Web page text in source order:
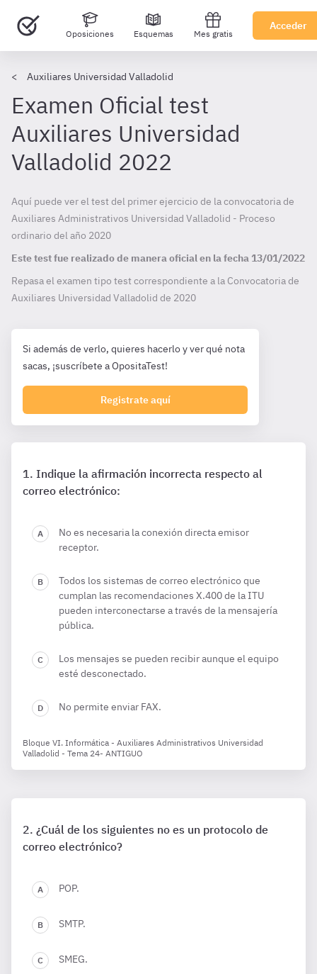
Oposiciones Esquemas Mes gratis
Acceder
Auxiliares Universidad Valladolid
Examen Oficial test
Auxiliares Universidad
Valladolid 2022
Aquí puede ver el test del primer ejercicio de la convocatoria de
Auxiliares Administrativos Universidad Valladolid - Proceso
ordinario del año 2020
Este test fue realizado de manera oficial en la fecha 13/01/2022
Repasa el examen tipo test correspondiente a la Convocatoria de
Auxiliares Universidad Valladolid de 2020
Si además de verlo, quieres hacerlo y ver qué nota
sacas, ¡suscríbete a OpositaTest!
Registrate aquí
Indique la afirmación incorrecta respecto al
correo electrónico:
No es necesaria la conexión directa emisor
receptor.
Todos los sistemas de correo electrónico que
cumplan las recomendaciones X.400 de la ITU
pueden interconectarse a través de la mensajería
pública.
Los mensajes se pueden recibir aunque el equipo
esté desconectado.
No permite enviar FAX.
Bloque VI. Informática - Auxiliares Administrativos Universidad
Valladolid - Tema 24- ANTIGUO
¿Cuál de los siguientes no es un protocolo de
correo electrónico?
POP.
SMTP.
SMEG.